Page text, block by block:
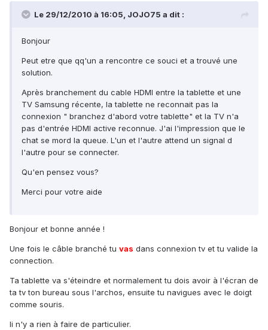
Le 29/12/2010 à 16:05, JOJO75 a dit :
Bonjour
Peut etre que qq'un a rencontre ce souci et a trouvé une
solution.
Après branchement du cable HDMI entre la tablette et une
TV Samsung récente, la tablette ne reconnait pas la
connexion " branchez d'abord votre tablette" et la TV n'a
pas d'entrée HDMI active reconnue. J'ai l'impression que le
chat se mord la queue. L'un et l'autre attend un signal d
l'autre pour se connecter.
Qu'en pensez vous?
Merci pour votre aide
Bonjour et bonne année !
Une fois le câble branché tu vas dans connexion tv et tu valide la
connection.
Ta tablette va s'éteindre et normalement tu dois avoir à l'écran de
ta tv ton bureau sous l'archos, ensuite tu navigues avec le doigt
comme souris.
Ii n'y a rien à faire de particulier.